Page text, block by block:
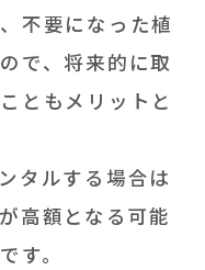
不要になった植
で、将来的に取
ともメリットと
タルする場合は
高額となる可能
す。